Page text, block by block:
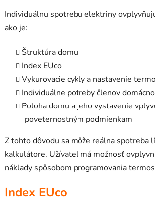
Individuálnu spotrebu elektriny
ako je:
Štruktúra domu
Index EUco
Vykurovacie cykly a nastavenie
Individuálne potreby členov
Poloha domu a jeho vystavenie
poveternostným podmienkam
Z tohto dôvodu sa môže reálna spotreba
kalkulátore. Užívateľ má možnosť
náklady spôsobom programovania
Index EUco